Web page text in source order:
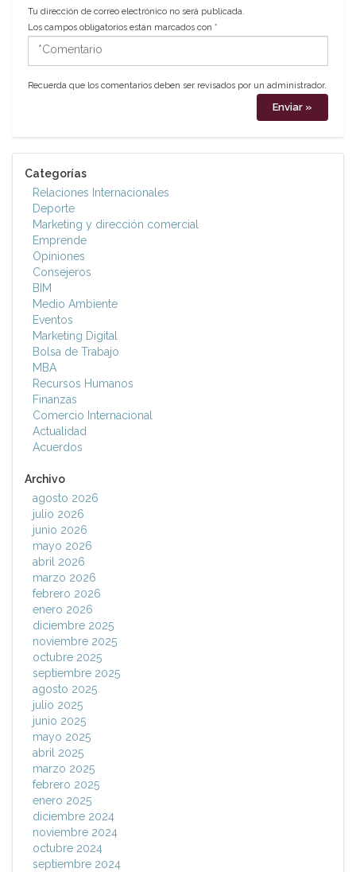
Tu dirección de correo electrónico no será publicada.
Los campos obligatorios están marcados con *
*Comentario
Recuerda que los comentarios deben ser revisados por un administrador.
Categorías
Relaciones Internacionales
Deporte
Marketing y dirección comercial
Emprende
Opiniones
Consejeros
BIM
Medio Ambiente
Eventos
Marketing Digital
Bolsa de Trabajo
MBA
Recursos Humanos
Finanzas
Comercio Internacional
Actualidad
Acuerdos
Archivo
agosto 2026
julio 2026
junio 2026
mayo 2026
abril 2026
marzo 2026
febrero 2026
enero 2026
diciembre 2025
noviembre 2025
octubre 2025
septiembre 2025
agosto 2025
julio 2025
junio 2025
mayo 2025
abril 2025
marzo 2025
febrero 2025
enero 2025
diciembre 2024
noviembre 2024
octubre 2024
septiembre 2024